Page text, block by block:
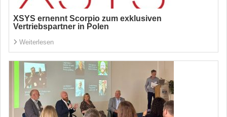
XSYS ernennt Scorpio zum exklusiven
Vertriebspartner in Polen
Weiterlesen